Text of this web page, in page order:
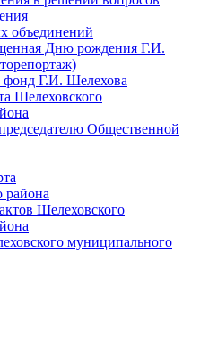
объединений
Дню рождения Г.И.
фонд Г.И. Шелехова
Шелеховского
Общественной
района
Шелеховского
муниципального